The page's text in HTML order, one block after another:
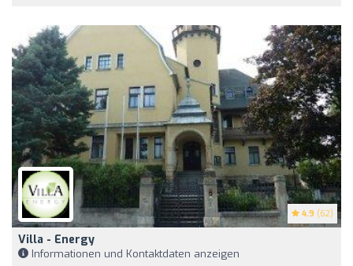
4.9 (62)
Villa - Energy
Informationen und Kontaktdaten anzeigen